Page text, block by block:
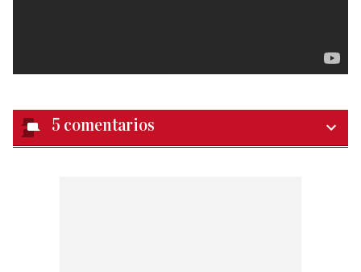
5 comentarios